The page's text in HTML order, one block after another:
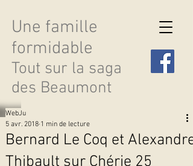
Une famille
formidable
Tout sur la saga
des Beaumont
Bernard Le Coq et Alexandre
Thibault sur Chérie 25
WebJu
5 avr. 2018 1 min de lecture